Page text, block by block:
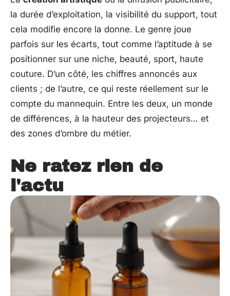
la durée d’exploitation, la visibilité du support, tout
cela modifie encore la donne. Le genre joue
parfois sur les écarts, tout comme l’aptitude à se
positionner sur une niche, beauté, sport, haute
couture. D’un côté, les chiffres annoncés aux
clients ; de l’autre, ce qui reste réellement sur le
compte du mannequin. Entre les deux, un monde
de différences, à la hauteur des projecteurs… et
des zones d’ombre du métier.
Ne ratez rien de
l'actu